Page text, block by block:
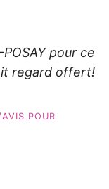
pour ce
regard offert!
POUR